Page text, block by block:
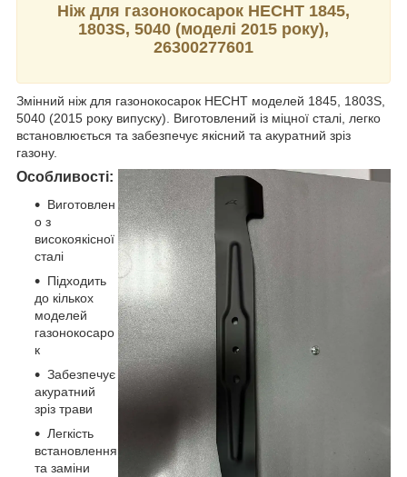
Ніж для газонокосарок HECHT 1845,
1803S, 5040 (моделі 2015 року),
26300277601
Змінний ніж для газонокосарок HECHT моделей 1845, 1803S,
5040 (2015 року випуску). Виготовлений із міцної сталі, легко
встановлюється та забезпечує якісний та акуратний зріз
газону.
Особливості:
Виготовлен
о з
високоякісної
сталі
Підходить
до кількох
моделей
газонокосаро
к
Забезпечує
акуратний
зріз трави
Легкість
встановлення
та заміни